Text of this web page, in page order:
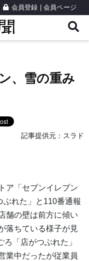
会員登録 会員ページ
、雪の重み
記事提供元： スラド
ア「セブンイレブン
れた」と110番通報
舗の壁は前方に傾い
落ちている様子が見
「店がつぶれた」
業中だったが従業員